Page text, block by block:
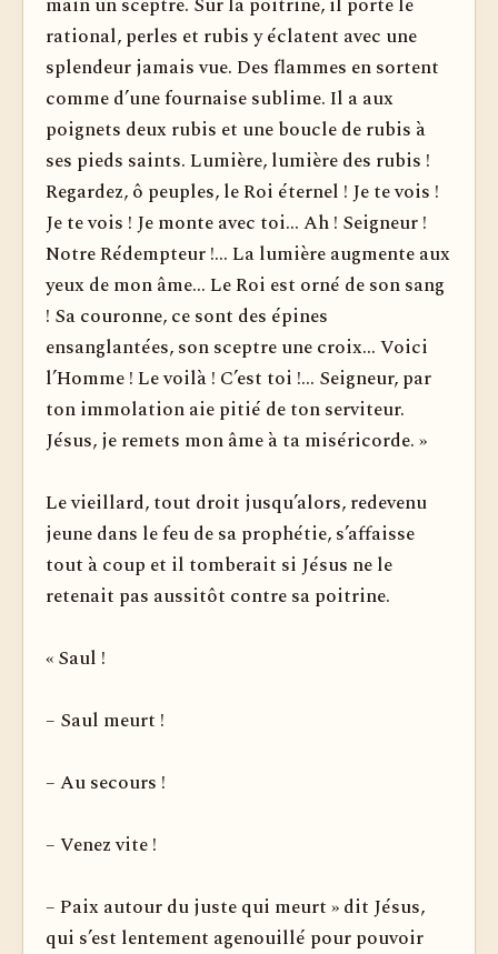
rational, perles et rubis y éclatent avec une
splendeur jamais vue. Des flammes en sortent
comme d’une fournaise sublime. Il a aux
poignets deux rubis et une boucle de rubis à
ses pieds saints. Lumière, lumière des rubis !
Regardez, ô peuples, le Roi éternel ! Je te vois !
Je te vois ! Je monte avec toi... Ah ! Seigneur !
Notre Rédempteur !... La lumière augmente aux
yeux de mon âme... Le Roi est orné de son sang
! Sa couronne, ce sont des épines
ensanglantées, son sceptre une croix... Voici
l’Homme ! Le voilà ! C’est toi !... Seigneur, par
ton immolation aie pitié de ton serviteur.
Jésus, je remets mon âme à ta miséricorde. »
Le vieillard, tout droit jusqu’alors, redevenu
jeune dans le feu de sa prophétie, s’affaisse
tout à coup et il tomberait si Jésus ne le
retenait pas aussitôt contre sa poitrine.
« Saul !
– Saul meurt !
– Au secours !
– Venez vite !
– Paix autour du juste qui meurt » dit Jésus,
qui s’est lentement agenouillé pour pouvoir